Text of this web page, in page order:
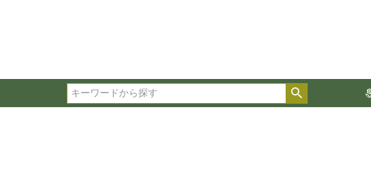
検索
選択した項目全てに該当する品種のみ検索結果に表示されます。
タイプ、カラー、ブランドなどは1つずつ選択してください。